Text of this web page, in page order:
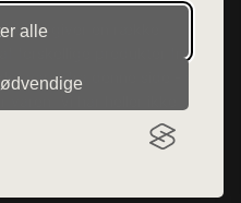
alle
der udgiver en række
forskellige produkter fra
varer fra denne side - vi
Vi har heller ikke